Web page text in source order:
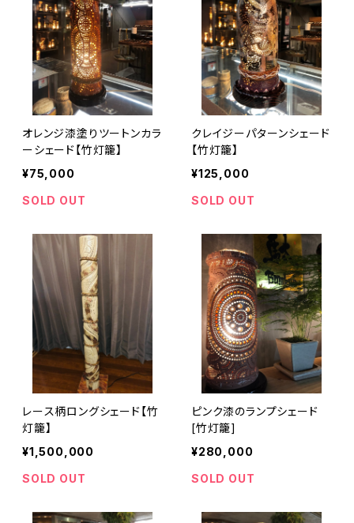
オレンジ漆塗りツートンカラ
ーシェード【竹灯籠】
¥75,000
SOLD OUT
クレイジーパターンシェード
【竹灯籠】
¥125,000
SOLD OUT
レース柄ロングシェード【竹
灯籠】
¥1,500,000
SOLD OUT
ピンク漆のランプシェード
[竹灯籠]
¥280,000
SOLD OUT